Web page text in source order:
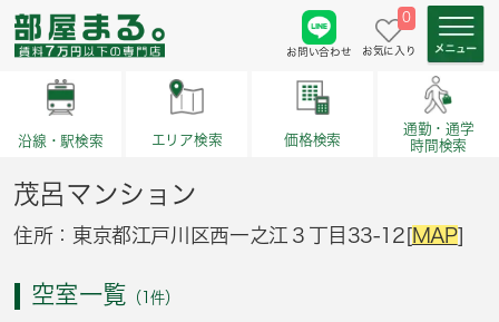
お問い合わせ
0
お気に入り
沿線・駅検索 エリア検索 価格検索
通勤・通学
時間検索
茂呂マンション
住所：東京都江戸川区西一之江３丁目33-12[MAP]
空室一覧 （1件）